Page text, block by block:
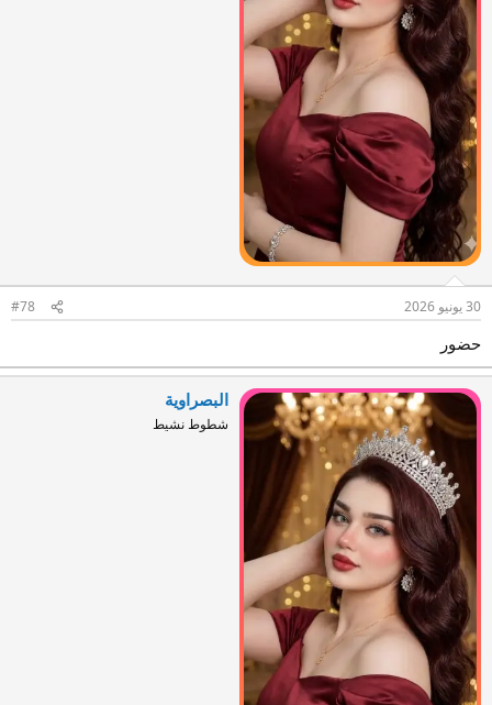
30 يونيو 2026 #78
حضور
البصراوية
شطوط نشيط